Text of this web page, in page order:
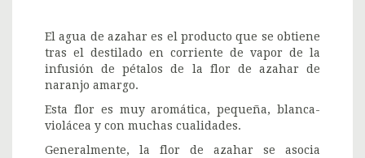
El agua de azahar es el producto que se obtiene
tras el destilado en corriente de vapor de la
infusión de pétalos de la flor de azahar de
naranjo amargo.
Esta flor es muy aromática, pequeña, blanca-
violácea y con muchas cualidades.
Generalmente, la flor de azahar se asocia